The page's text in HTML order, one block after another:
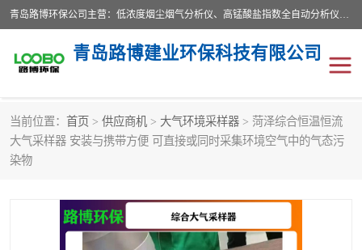
青岛路博环保公司主营：低浓度烟尘烟气分析仪、高锰酸盐指数全自动分析仪、便携式超声波明渠流量计、便携式水质采样器、恒温恒湿称重系统、手持式油烟检测仪等;是一家集环保科研、设计、生产、维护、销售和系统集成为一体的综合性高科技企业。路博人秉承"科学技术是第一生产力的重要理念，倡导环境友好型的生产、生活和消费方式。
青岛路博建业环保科技有限公司
当前位置： 首页 > 供应商机 > 大气环境采样器 > 菏泽综合恒温恒流
大气采样器 安装与携带方便 可直接或同时采集环境空气中的气态污
染物
生物安全柜 气体检测仪
恒温恒湿称重系统 二恶英采集器